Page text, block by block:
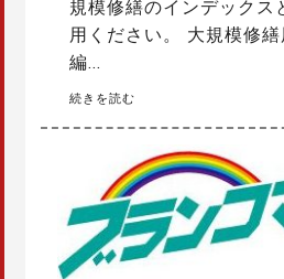
規模修繕のインデックス
用ください。 大規模修
編…
続きを読む